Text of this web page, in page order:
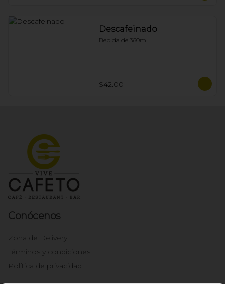
Descafeinado
Bebida de 360ml.
$42.00
Conócenos
Zona de Delivery
Términos y condiciones
Política de privacidad